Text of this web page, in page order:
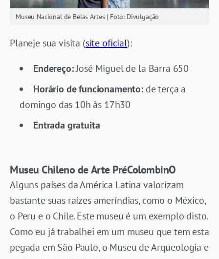
Museu Nacional de Belas Artes | Foto: Divulgação
Planeje sua visita (site oficial):
Endereço:José Miguel de la Barra 650
Horário de funcionamento: de terça a
domingo das 10h às 17h30
Entrada gratuita
Museu Chileno de Arte PréColombinO
Alguns países da América Latina valorizam
bastante suas raízes ameríndias, como o México,
o Peru e o Chile. Este museu é um exemplo disto.
Como eu já trabalhei em um museu que tem esta
pegada em São Paulo, o Museu de Arqueologia e